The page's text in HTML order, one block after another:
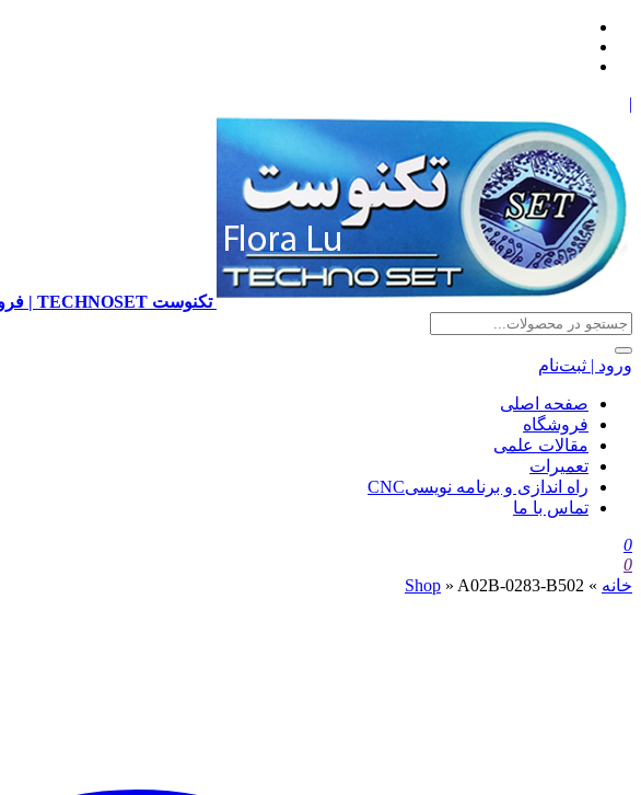
|
تکنوست TECHNOSET | فروش تعمیرات آموزش برنامه نویسی cnc زیمنس فانوک هایدن siemens ,fanuc, heidenhain ,hust, gsk
ورود | ثبت‌نام
صفحه اصلی
فروشگاه
مقالات علمی
تعمیرات
راه اندازی و برنامه نویسیCNC
تماس با ما
0
0
خانه »
Shop » A02B-0283-B502